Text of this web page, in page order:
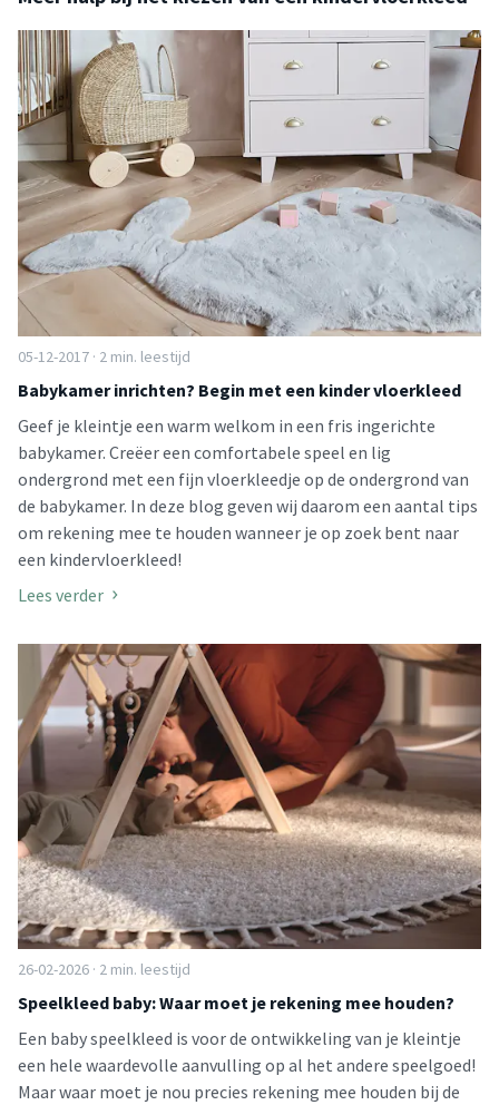
05-12-2017 · 2 min. leestijd
Babykamer inrichten? Begin met een kinder vloerkleed
Geef je kleintje een warm welkom in een fris ingerichte
babykamer. Creëer een comfortabele speel en lig
ondergrond met een fijn vloerkleedje op de ondergrond van
de babykamer. In deze blog geven wij daarom een aantal tips
om rekening mee te houden wanneer je op zoek bent naar
een kindervloerkleed!
Lees verder
26-02-2026 · 2 min. leestijd
Speelkleed baby: Waar moet je rekening mee houden?
Een baby speelkleed is voor de ontwikkeling van je kleintje
een hele waardevolle aanvulling op al het andere speelgoed!
Maar waar moet je nou precies rekening mee houden bij de